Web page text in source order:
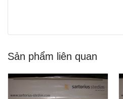
Sản phẩm liên quan